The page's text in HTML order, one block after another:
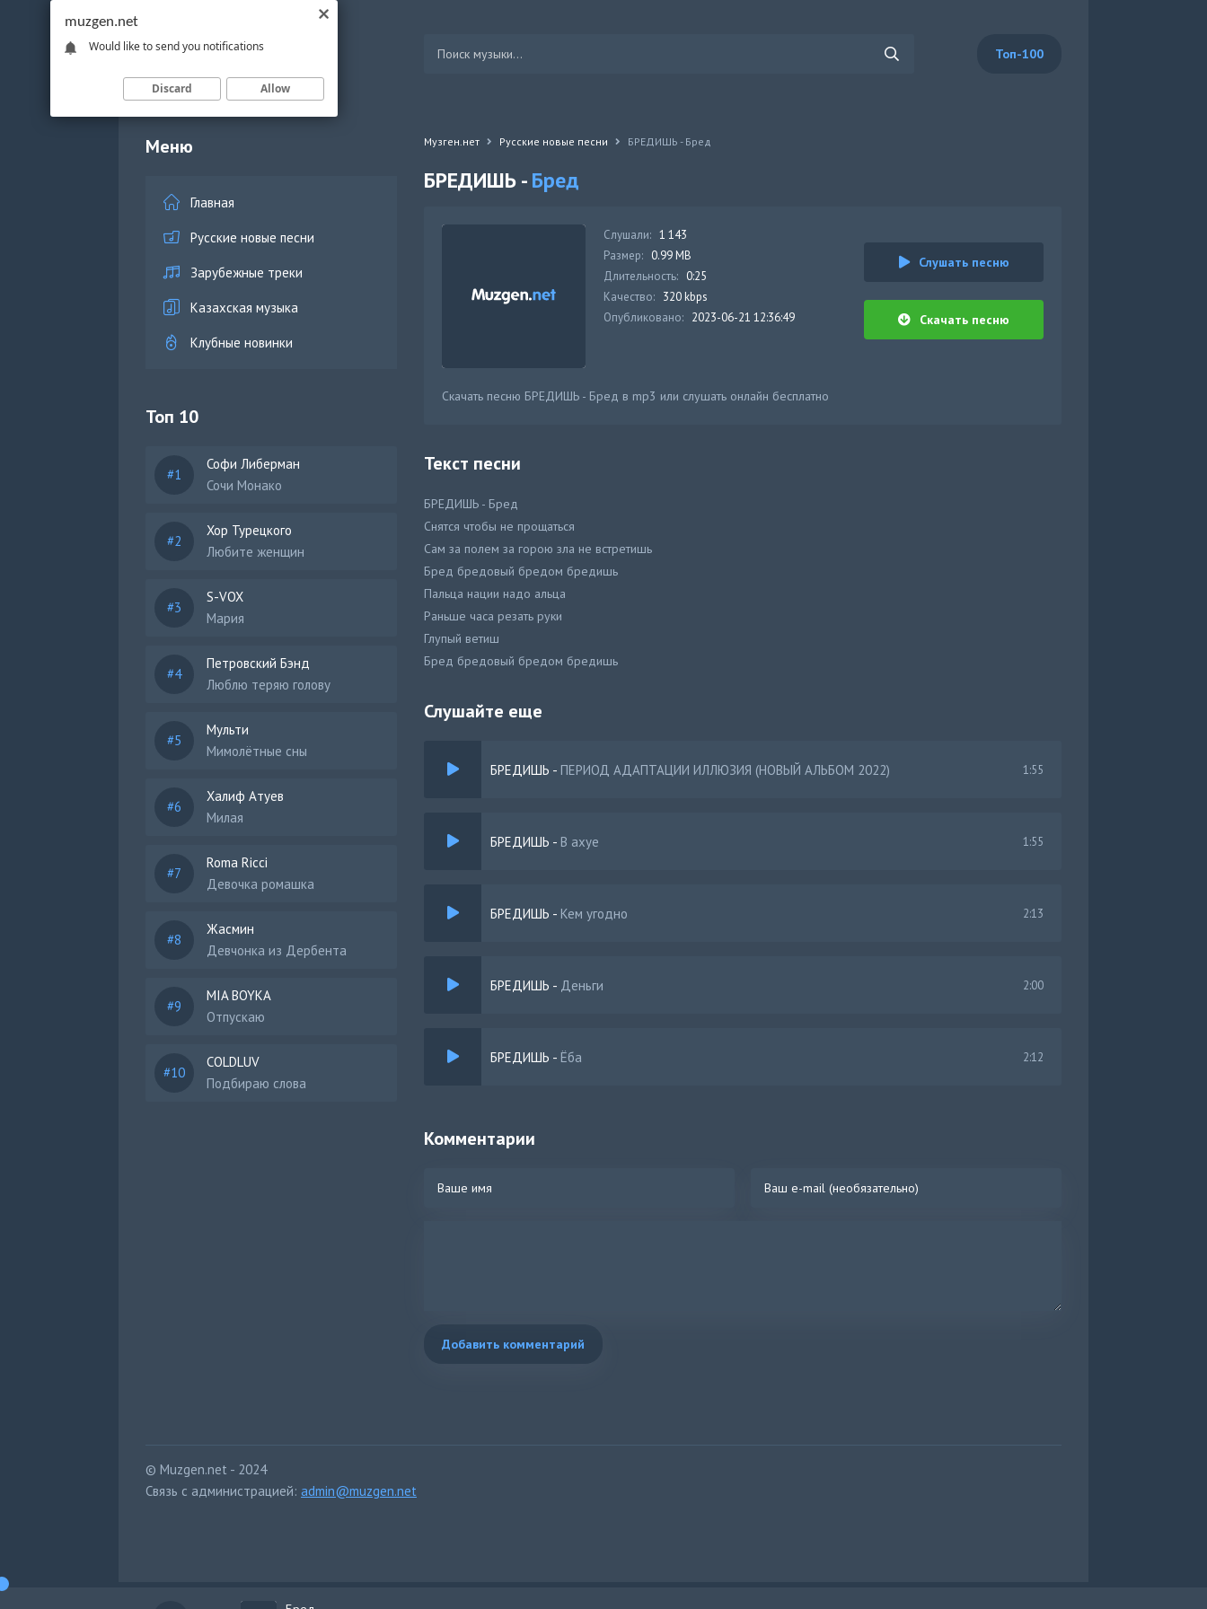
Топ-100
Меню
Главная
Русские новые песни
Зарубежные треки
Казахская музыка
Клубные новинки
Топ 10
Софи Либерман
Сочи Монако
Хор Турецкого
Любите женщин
S-VOX
Мария
Петровский Бэнд
Люблю теряю голову
Мульти
Мимолётные сны
Халиф Атуев
Милая
Roma Ricci
Девочка ромашка
Жасмин
Девчонка из Дербента
MIA BOYKA
Отпускаю
COLDLUV
Подбираю слова
Музген.нет Русские новые песни БРЕДИШЬ - Бред
БРЕДИШЬ -Бред
Слушали: 1 143
Размер: 0.99 MB
Длительность: 0:25
Качество: 320 kbps
Опубликовано: 2023-06-21 12:36:49
Слушать песню
Скачать песню
Скачать песню БРЕДИШЬ - Бред в mp3 или слушать онлайн бесплатно
Текст песни
БРЕДИШЬ - Бред
Снятся чтобы не прощаться
Сам за полем за горою зла не встретишь
Бред бредовый бредом бредишь
Пальца нации надо альца
Раньше часа резать руки
Глупый ветиш
Бред бредовый бредом бредишь
Слушайте еще
БРЕДИШЬ - ПЕРИОД АДАПТАЦИИ ИЛЛЮЗИЯ (НОВЫЙ АЛЬБОМ 2022) 1:55
БРЕДИШЬ - В ахуе 1:55
БРЕДИШЬ - Кем угодно 2:13
БРЕДИШЬ - Деньги 2:00
БРЕДИШЬ - Ёба 2:12
Комментарии
Добавить комментарий
© Muzgen.net - 2024
Связь с администрацией: admin@muzgen.net
muzgen.net
Would like to send you notifications
Discard Allow